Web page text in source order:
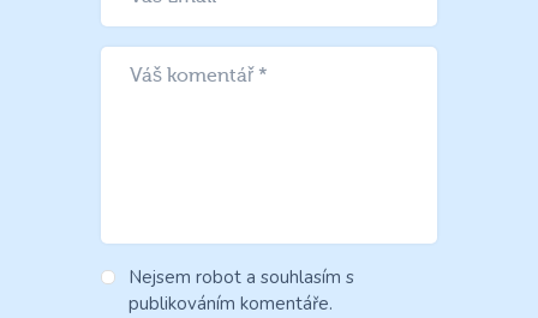
Nejsem robot a souhlasím s
publikováním komentáře.